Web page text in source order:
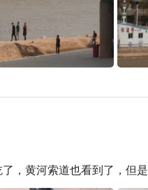
，黄河索道也看到了，但是